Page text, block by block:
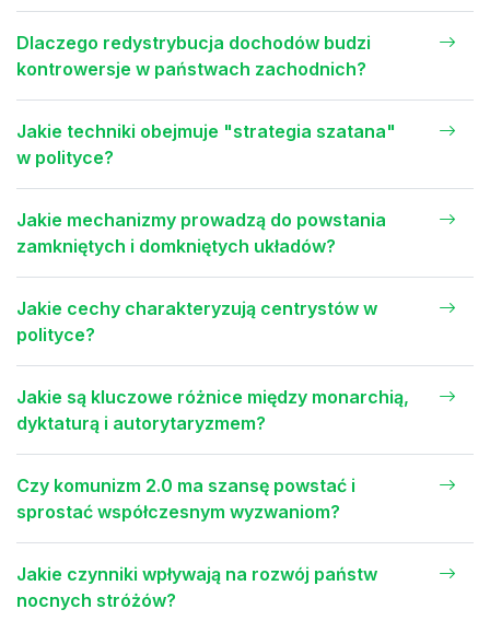
Dlaczego redystrybucja dochodów budzi
kontrowersje w państwach zachodnich?
Jakie techniki obejmuje "strategia szatana"
w polityce?
Jakie mechanizmy prowadzą do powstania
zamkniętych i domkniętych układów?
Jakie cechy charakteryzują centrystów w
polityce?
Jakie są kluczowe różnice między monarchią,
dyktaturą i autorytaryzmem?
Czy komunizm 2.0 ma szansę powstać i
sprostać współczesnym wyzwaniom?
Jakie czynniki wpływają na rozwój państw
nocnych stróżów?